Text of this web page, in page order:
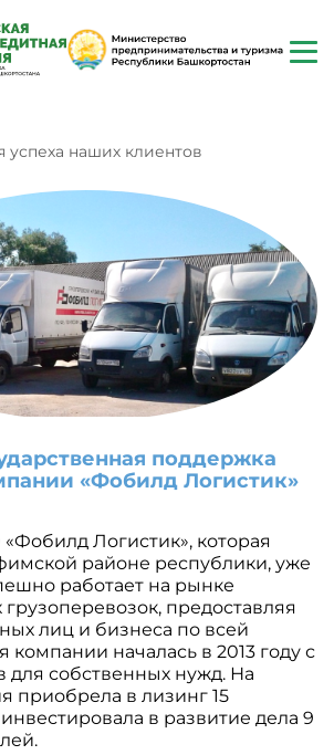
успеха наших клиентов
поддержка
«Фобилд Логистик»
Логистик», которая
районе республики, уже
работает на рынке
предоставляя
лиц и бизнеса по всей
компании началась в 2013 году с
для собственных нужд. На
приобрела в лизинг 15
в развитие дела 9